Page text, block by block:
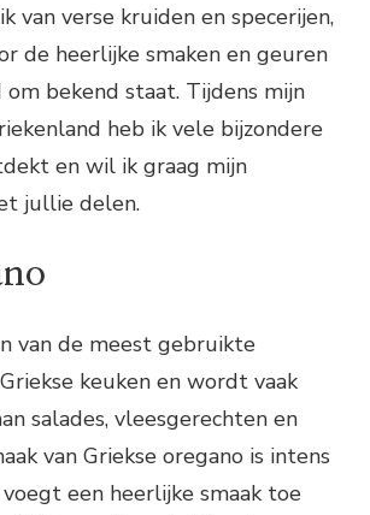
van verse kruiden en specerijen,
de heerlijke smaken en geuren
bekend staat. Tijdens mijn
heb ik vele bijzondere
en wil ik graag mijn
jullie delen.
van de meest gebruikte
keuken en wordt vaak
salades, vleesgerechten en
van Griekse oregano is intens
een heerlijke smaak toe